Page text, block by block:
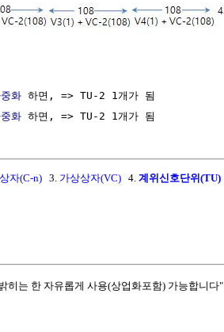
화 하면, => TU-2 1개가 됨
화
상자(C-n) 3. 가상상자(VC) 4. 계위신호단위(TU)
히는 한 자유롭게 사용(상업화포함) 가능합니다"